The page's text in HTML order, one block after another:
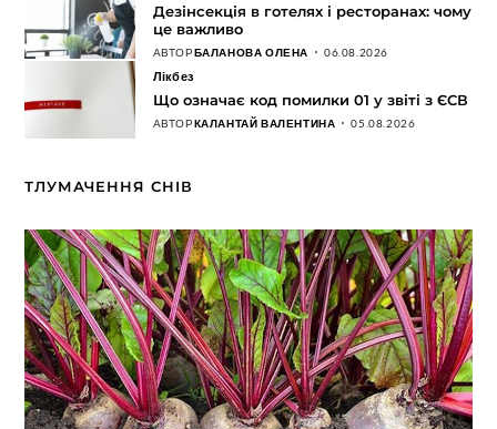
Дезінсекція в готелях і ресторанах: чому
це важливо
АВТОРБАЛАНОВА ОЛЕНА 06.08.2026
Лікбез
Що означає код помилки 01 у звіті з ЄСВ
АВТОРКАЛАНТАЙ ВАЛЕНТИНА 05.08.2026
ТЛУМАЧЕННЯ СНІВ